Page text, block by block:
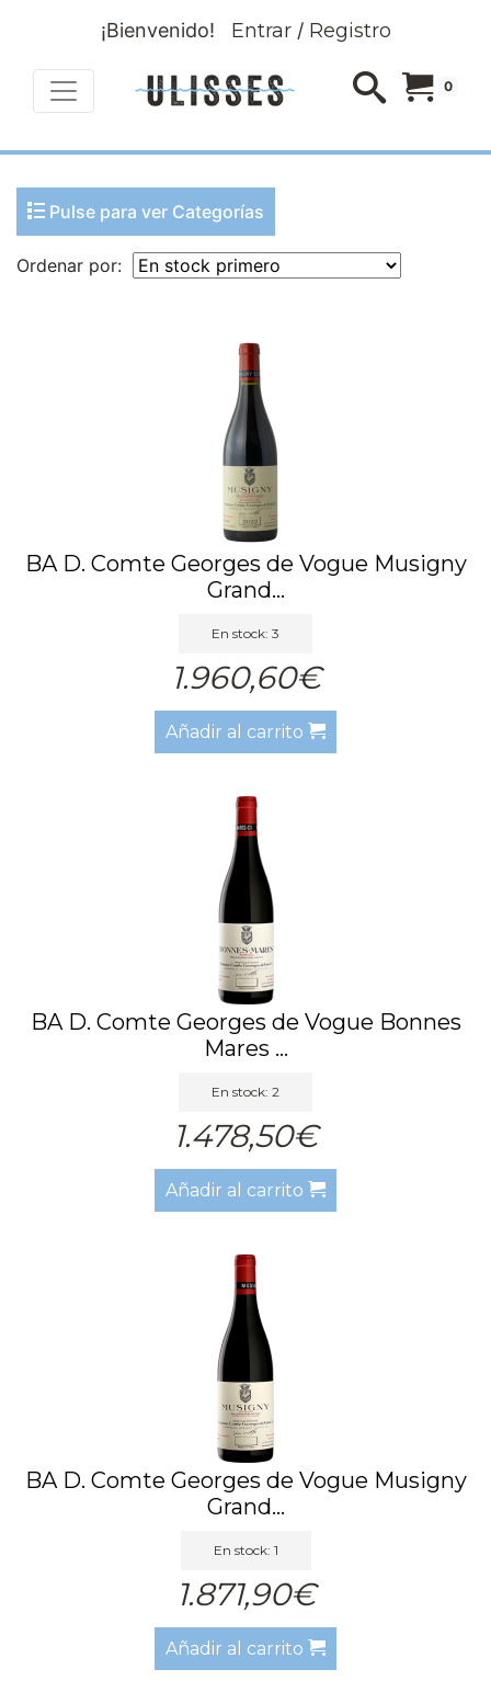
¡Bienvenido! Entrar/ Registro
0
Pulse para ver Categorías
Ordenar por:
BA D. Comte Georges de Vogue Musigny
Grand...
En stock: 3
1.960,60€
Añadir al carrito
BA D. Comte Georges de Vogue Bonnes
Mares ...
En stock: 2
1.478,50€
Añadir al carrito
BA D. Comte Georges de Vogue Musigny
Grand...
En stock: 1
1.871,90€
Añadir al carrito